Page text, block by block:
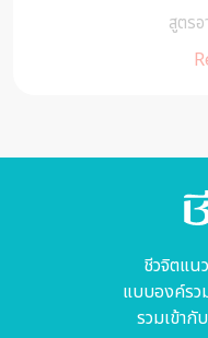
สูตรอ
ชีวจิตแน
แบบองค์รว
รวมเข้า